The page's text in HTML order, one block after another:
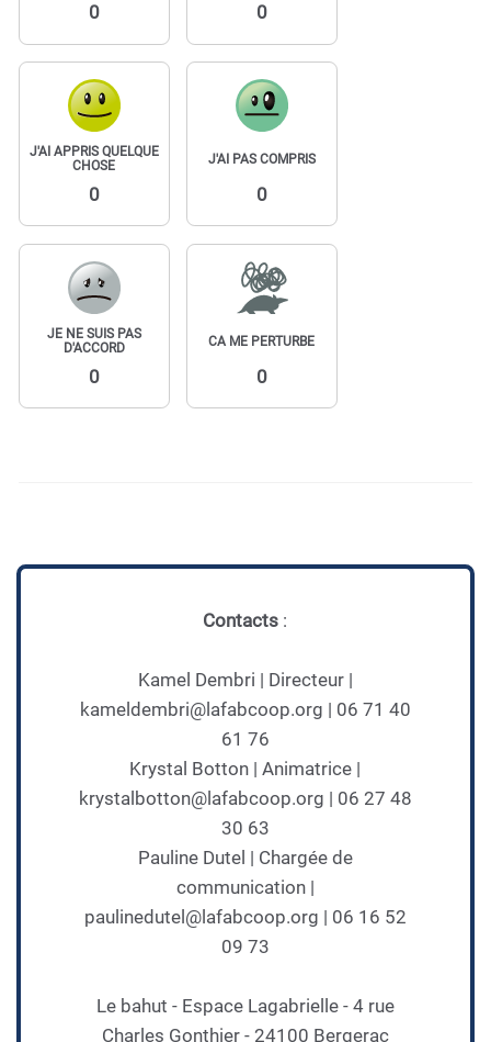
0 0
J'AI APPRIS QUELQUE
CHOSE
0
J'AI PAS COMPRIS
0
JE NE SUIS PAS
D'ACCORD
0
CA ME PERTURBE
0
Contacts :
Kamel Dembri | Directeur |
kameldembri@lafabcoop.org | 06 71 40
61 76
Krystal Botton | Animatrice |
krystalbotton@lafabcoop.org | 06 27 48
30 63
Pauline Dutel | Chargée de
communication |
paulinedutel@lafabcoop.org | 06 16 52
09 73
Le bahut - Espace Lagabrielle - 4 rue
Charles Gonthier - 24100 Bergerac